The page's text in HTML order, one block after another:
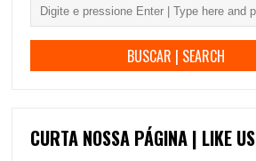
CURTA NOSSA PÁGINA | LIKE US